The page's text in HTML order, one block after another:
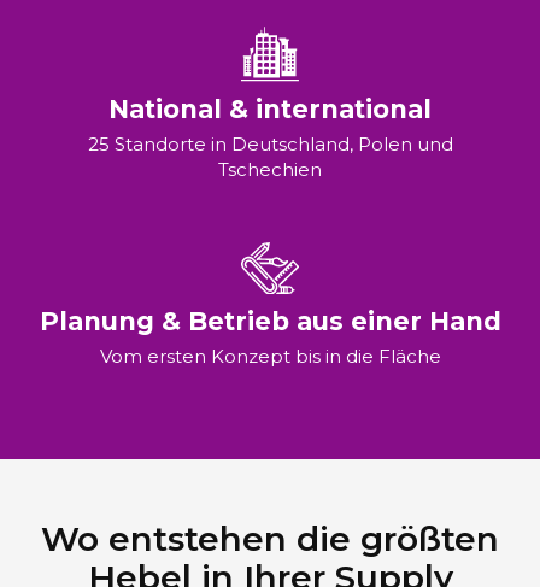
National & international
25 Standorte in Deutschland, Polen und
Tschechien
Planung & Betrieb aus einer Hand
Vom ersten Konzept bis in die Fläche
Wo entstehen die größten
Hebel in Ihrer Supply